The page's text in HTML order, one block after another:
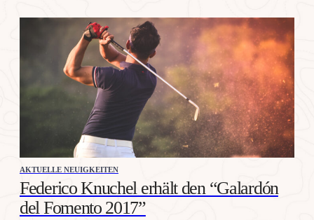
AKTUELLE NEUIGKEITEN
Federico Knuchel erhält den “Galardón
del Fomento 2017”